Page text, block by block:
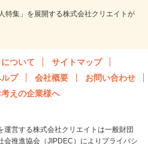
特集」を展開する株式会社クリエイトが
について
サイトマップ
プ 会社概要
お問い合わせ
えの企業様へ
運営する株式会社クリエイトは一般財団
会推進協会（JIPDEC）によりプライバシ